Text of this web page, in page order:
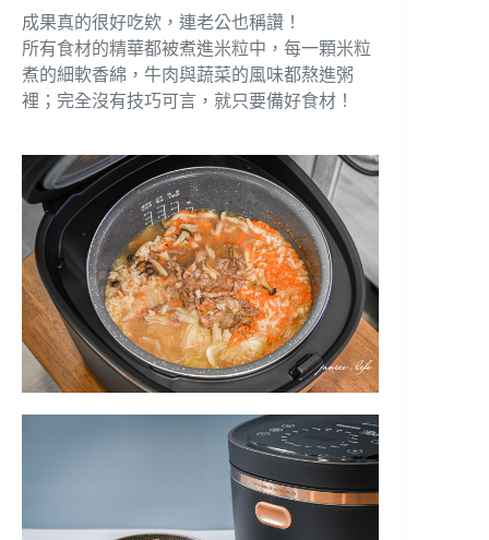
成果真的很好吃欸，連老公也稱讚！
所有食材的精華都被煮進米粒中，每一顆米粒
煮的細軟香綿，牛肉與蔬菜的風味都熬進粥
裡；完全沒有技巧可言，就只要備好食材！